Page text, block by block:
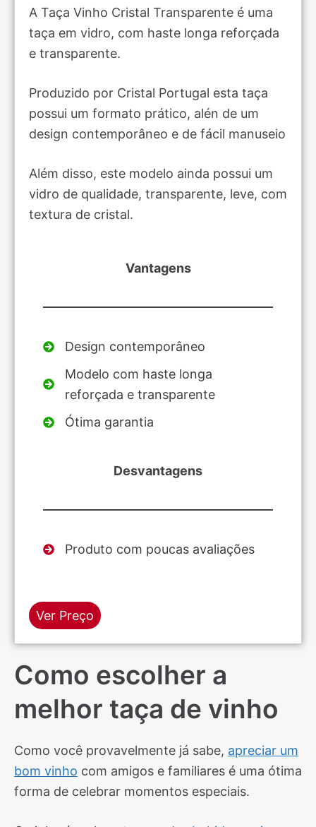
A Taça Vinho Cristal Transparente é uma
taça em vidro, com haste longa reforçada
e transparente.
Produzido por Cristal Portugal esta taça
possui um formato prático, alén de um
design contemporâneo e de fácil manuseio
Além disso, este modelo ainda possui um
vidro de qualidade, transparente, leve, com
textura de cristal.
Vantagens
Design contemporâneo
Modelo com haste longa
reforçada e transparente
Ótima garantia
Desvantagens
Produto com poucas avaliações
Ver Preço
Como escolher a
melhor taça de vinho
Como você provavelmente já sabe, apreciar um
bom vinho com amigos e familiares é uma ótima
forma de celebrar momentos especiais.